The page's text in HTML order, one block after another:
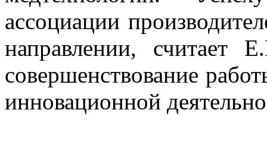
ассоциации
направлении, считает
совершенствование
инновационной